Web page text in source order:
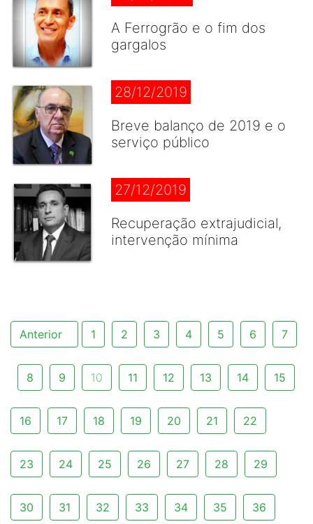
A Ferrogrão e o fim dos
gargalos
28/12/2019
Breve balanço de 2019 e o
serviço público
27/12/2019
Recuperação extrajudicial,
intervenção mínima
Anterior 1 2 3 4 5 6 7
8 9 10 11 12 13 14 15
16 17 18 19 20 21 22
23 24 25 26 27 28 29
30 31 32 33 34 35 36